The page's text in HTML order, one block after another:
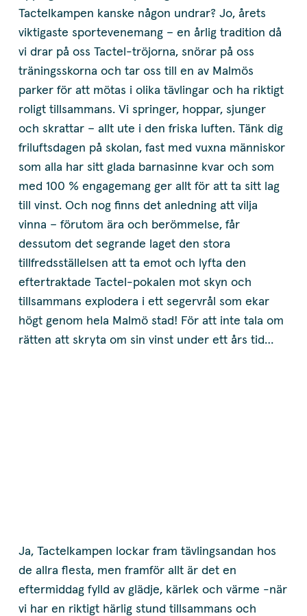
Tactelkampen kanske någon undrar? Jo, årets
viktigaste sportevenemang – en årlig tradition då
vi drar på oss Tactel-tröjorna, snörar på oss
träningsskorna och tar oss till en av Malmös
parker för att mötas i olika tävlingar och ha riktigt
roligt tillsammans. Vi springer, hoppar, sjunger
och skrattar – allt ute i den friska luften. Tänk dig
friluftsdagen på skolan, fast med vuxna människor
som alla har sitt glada barnasinne kvar och som
med 100 % engagemang ger allt för att ta sitt lag
till vinst. Och nog finns det anledning att vilja
vinna – förutom ära och berömmelse, får
dessutom det segrande laget den stora
tillfredsställelsen att ta emot och lyfta den
eftertraktade Tactel-pokalen mot skyn och
tillsammans explodera i ett segervrål som ekar
högt genom hela Malmö stad! För att inte tala om
rätten att skryta om sin vinst under ett års tid…
Ja, Tactelkampen lockar fram tävlingsandan hos
de allra flesta, men framför allt är det en
eftermiddag fylld av glädje, kärlek och värme -när
vi har en riktigt härlig stund tillsammans och